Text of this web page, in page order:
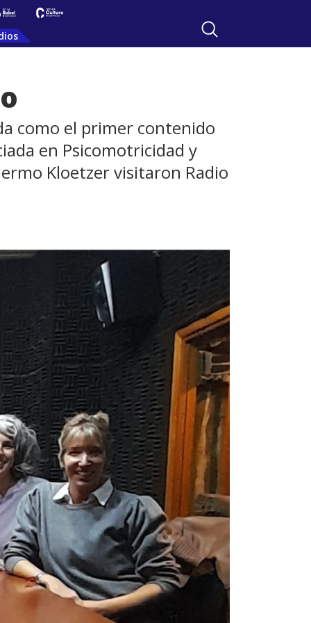
como el primer contenido
en Psicomotricidad y
Kloetzer visitaron Radio